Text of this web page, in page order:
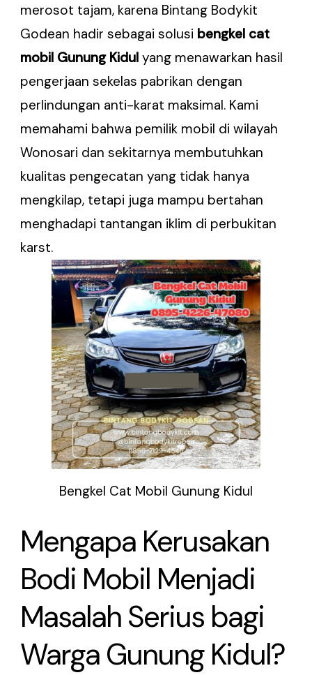
merosot tajam, karena Bintang Bodykit
Godean hadir sebagai solusi bengkel cat
mobil Gunung Kidul yang menawarkan hasil
pengerjaan sekelas pabrikan dengan
perlindungan anti-karat maksimal. Kami
memahami bahwa pemilik mobil di wilayah
Wonosari dan sekitarnya membutuhkan
kualitas pengecatan yang tidak hanya
mengkilap, tetapi juga mampu bertahan
menghadapi tantangan iklim di perbukitan
karst.
Bengkel Cat Mobil Gunung Kidul
Mengapa Kerusakan
Bodi Mobil Menjadi
Masalah Serius bagi
Warga Gunung Kidul?